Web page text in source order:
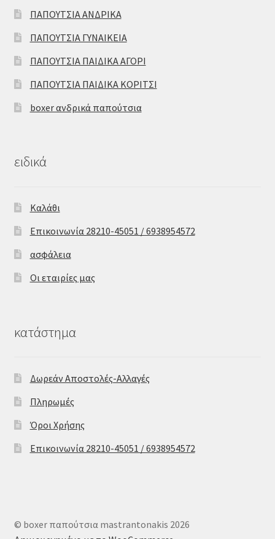
ΠΑΠΟΥΤΣΙΑ ΑΝΔΡΙΚΑ
ΠΑΠΟΥΤΣΙΑ ΓΥΝΑΙΚΕΙΑ
ΠΑΠΟΥΤΣΙΑ ΠΑΙΔΙΚΑ ΑΓΟΡΙ
ΠΑΠΟΥΤΣΙΑ ΠΑΙΔΙΚΑ ΚΟΡΙΤΣΙ
boxer ανδρικά παπούτσια
ειδικά
Καλάθι
Επικοινωνία 28210-45051 / 6938954572
ασφάλεια
Οι εταιρίες μας
κατάστημα
Δωρεάν Αποστολές-Αλλαγές
Πληρωμές
Όροι Χρήσης
Επικοινωνία 28210-45051 / 6938954572
© boxer παπούτσια mastrantonakis 2026